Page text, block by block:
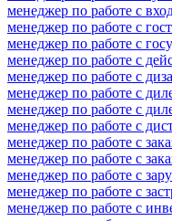
менеджер по работе с
менеджер по работе с
менеджер по работе с
менеджер по работе с
менеджер по работе с
менеджер по работе с
менеджер по работе с
менеджер по работе с
менеджер по работе с
менеджер по работе с
менеджер по работе с
менеджер по работе с
менеджер по работе с